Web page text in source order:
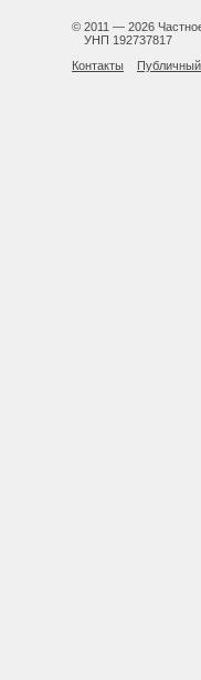
© 2011 — 2026
УНП 192737817
Контакты